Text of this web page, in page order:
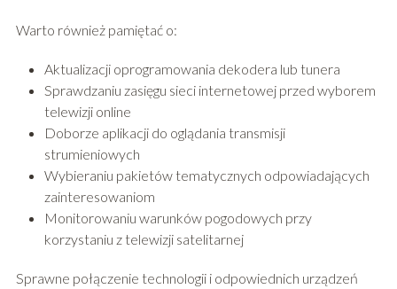
Warto również pamiętać o:
Aktualizacji oprogramowania dekodera lub tunera
Sprawdzaniu zasięgu sieci internetowej przed wyborem
telewizji online
Doborze aplikacji do oglądania transmisji
strumieniowych
Wybieraniu pakietów tematycznych odpowiadających
zainteresowaniom
Monitorowaniu warunków pogodowych przy
korzystaniu z telewizji satelitarnej
Sprawne połączenie technologii i odpowiednich urządzeń